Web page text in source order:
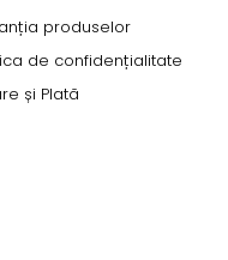
produselor
de confidențialitate
și Plată